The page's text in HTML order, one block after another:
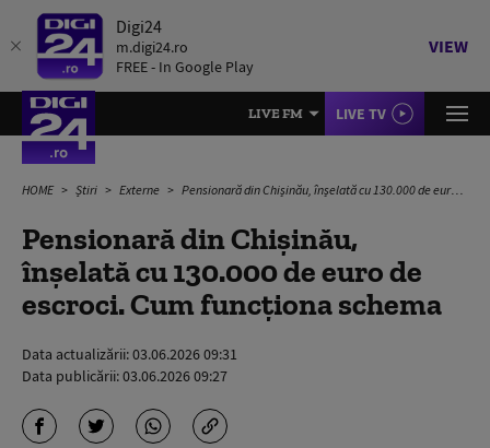
Digi24
m.digi24.ro
FREE - In Google Play
VIEW
LIVE FM LIVE TV
HOME Știri Externe Pensionară din Chișinău, înșelată cu 130.000 de euro de escroci. Cum funcționa schema
Pensionară din Chișinău,
înșelată cu 130.000 de euro de
escroci. Cum funcționa schema
Data actualizării:03.06.2026 09:31
Data publicării:03.06.2026 09:27